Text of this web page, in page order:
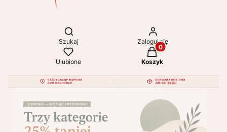
Otwórz wyszukiwarkę
Szukaj Zaloguj się
Ulubione
Produkty w koszyku:
Koszyk